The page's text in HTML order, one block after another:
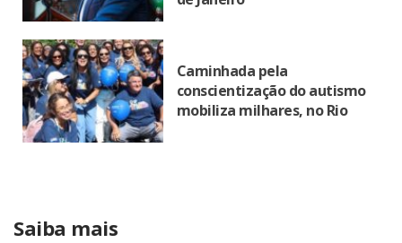
Caminhada pela
conscientização do autismo
mobiliza milhares, no Rio
Saiba mais